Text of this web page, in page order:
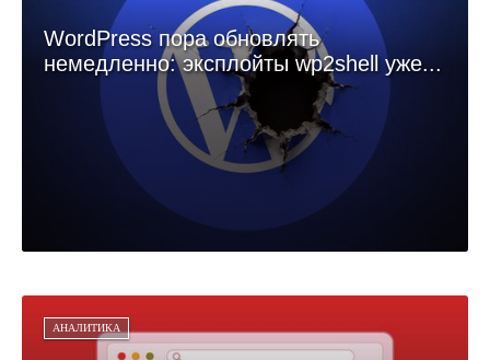
WordPress пора обновлять
немедленно: эксплойты wp2shell уже...
АНАЛИТИКА